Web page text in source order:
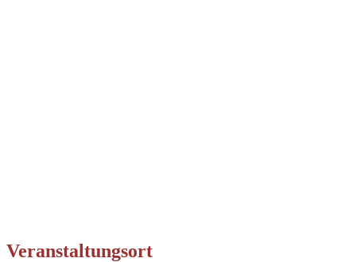
Veranstaltungsort